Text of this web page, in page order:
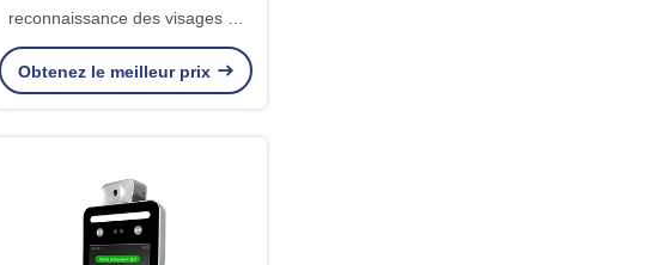
reconnaissance des visages 8"
système futé de contrôle d'accès
Obtenez le meilleur prix